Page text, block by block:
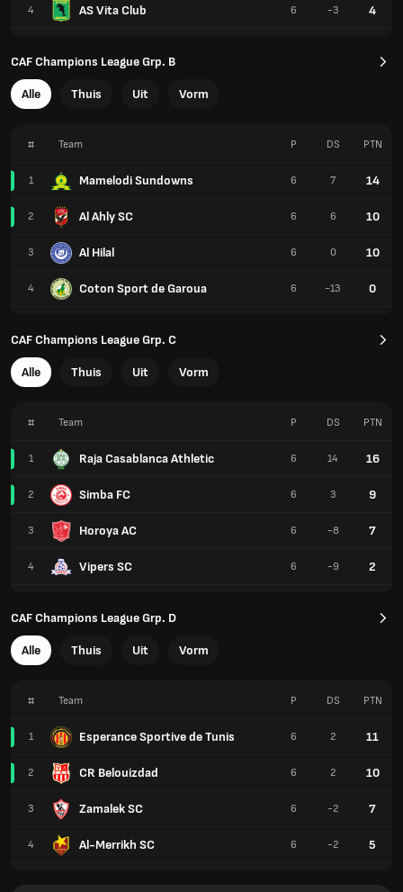
4 AS Vita Club 6 -3 4
CAF Champions League Grp. B
Alle Thuis Uit Vorm
# Team
1 Mamelodi Sundowns
2 Al Ahly SC
3 Al Hilal
4 Coton Sport de Garoua
P DS PTN
6 7 14
6 6 10
6 0 10
6 -13 0
CAF Champions League Grp. C
Alle Thuis Uit Vorm
# Team
1 Raja Casablanca Athletic
2 Simba FC
3 Horoya AC
4 Vipers SC
P DS PTN
6 14 16
6 3 9
6 -8 7
6 -9 2
CAF Champions League Grp. D
Alle Thuis Uit Vorm
# Team
1 Esperance Sportive de Tunis
2 CR Belouizdad
3 Zamalek SC
4 Al-Merrikh SC
P DS PTN
6 2 11
6 2 10
6 -2 7
6 -2 5